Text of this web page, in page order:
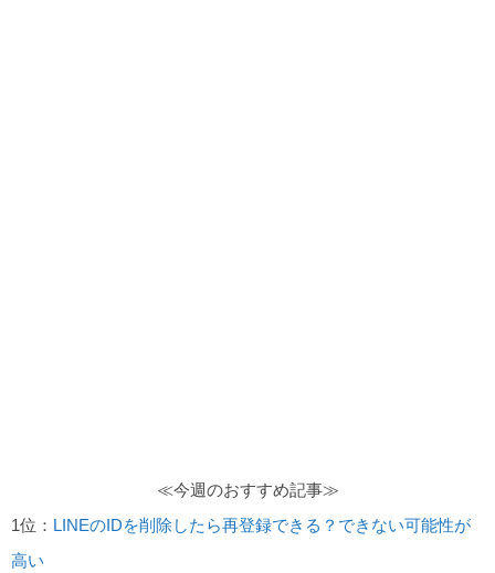
≪今週のおすすめ記事≫
1位： LINEのIDを削除したら再登録できる？できない可能性が
高い